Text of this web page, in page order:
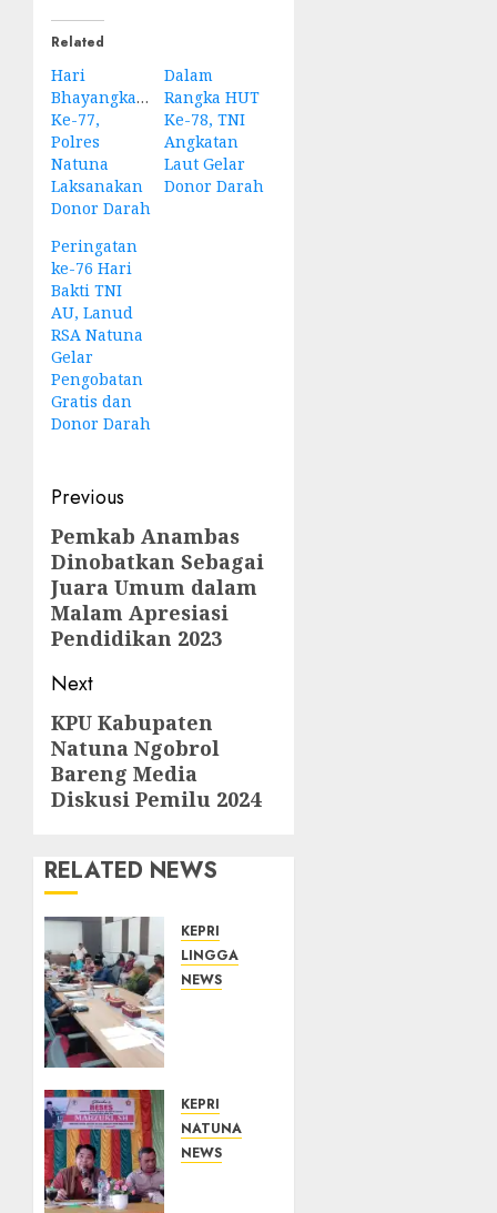
Related
Hari
Bhayangkara
Ke-77,
Polres
Natuna
Laksanakan
Donor Darah
Dalam
Rangka HUT
Ke-78, TNI
Angkatan
Laut Gelar
Donor Darah
Peringatan
ke-76 Hari
Bakti TNI
AU, Lanud
RSA Natuna
Gelar
Pengobatan
Gratis dan
Donor Darah
Post
navigation
Previous
Previous
post:
Pemkab Anambas
Dinobatkan Sebagai
Juara Umum dalam
Malam Apresiasi
Pendidikan 2023
Next
Next
post:
KPU Kabupaten
Natuna Ngobrol
Bareng Media
Diskusi Pemilu 2024
RELATED NEWS
KEPRI
LINGGA
NEWS
Kades
Limbung
Tegas:
KEPRI
NATUNA
NEWS